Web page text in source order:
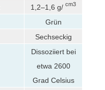
1,2–1,6 g/ cm3
Grün
Sechseckig
Dissoziiert bei
etwa 2600
Grad Celsius